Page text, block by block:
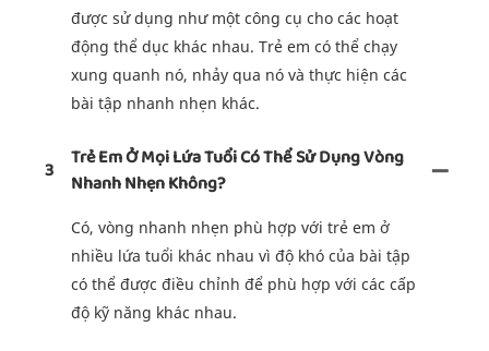
được sử dụng như một công cụ cho các hoạt
động thể dục khác nhau. Trẻ em có thể chạy
xung quanh nó, nhảy qua nó và thực hiện các
bài tập nhanh nhẹn khác.
3
Trẻ Em Ở Mọi Lứa Tuổi Có Thể Sử Dụng Vòng
Nhanh Nhẹn Không?
Có, vòng nhanh nhẹn phù hợp với trẻ em ở
nhiều lứa tuổi khác nhau vì độ khó của bài tập
có thể được điều chỉnh để phù hợp với các cấp
độ kỹ năng khác nhau.